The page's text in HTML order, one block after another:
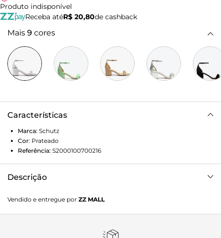
Produto indisponível
Receba atéR$ 20,80de cashback
Mais 9 cores
Características
Marca: Schutz
Cor: Prateado
Referência: S2000100700216
Descrição
busca conforto, classe e uma pitada fashion para atualizar
seus looks de verão. Para usar na cidade ou na praia, ela é a
Vendido e entregue por ZZ MALL